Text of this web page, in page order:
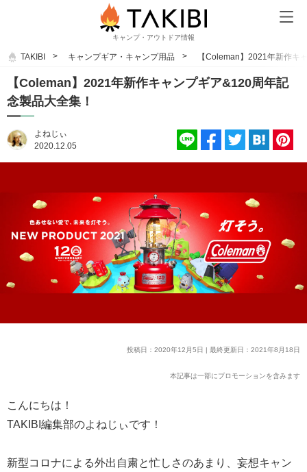
キャンプ・アウトドア情報
TAKIBI キャンプギア・キャンプ用品 【Coleman】2021年新作キ
【Coleman】2021年新作キャンプギア&120周年記
念製品大全集！
よねじぃ
2020.12.05
投稿日：2020年12月5日 | 最終更新日：2021年8月18日
本記事は一部にプロモーションを含みます
こんにちは！
TAKIBI編集部のよねじぃです！
新型コロナによる外出自粛と忙しさのあまり、妄想キャン